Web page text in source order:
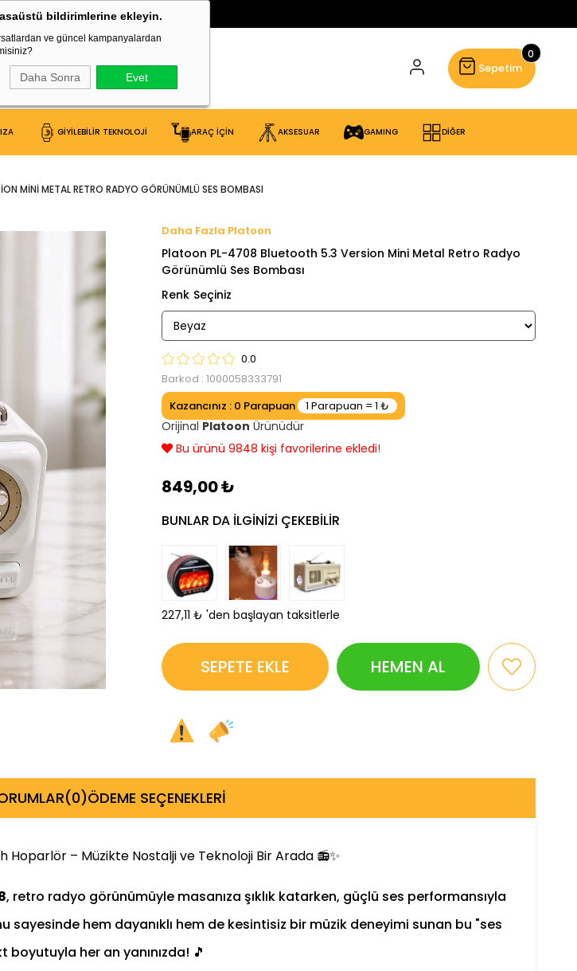
bildirimlerine ekleyin.
ve güncel kampanyalardan
Daha Sonra Evet
Çeşit Ürün Burada!
Sepetim
0
GİYİLEBİLİR TEKNOLOJİ ARAÇ İÇİN AKSESUAR GAMING DİĞER
MINI METAL RETRO RADYO GÖRÜNÜMLÜ SES BOMBASI
Platoon
Platoon PL-4708 Bluetooth 5.3 Version Mini Metal Retro Radyo
Görünümlü Ses Bombası
Renk
0.0
Barkod : 1000058333791
Kazancınız : 0
Orijinal Platoon Ürünüdür
Son 24 saatte 4217 kişi görüntüledi!
849,00 ₺
BUNLAR DA ILGINIZI ÇEKEBILIR
227,11 ₺ 'den başlayan taksitlerle
(0)ÖDEME SEÇENEKLERI
– Müzikte Nostalji ve Teknoloji Bir Arada 📻✨
, retro radyo görünümüyle masanıza şıklık katarken, güçlü ses performansıyla
sayesinde hem dayanıklı hem de kesintisiz bir müzik deneyimi sunan bu "ses
boyutuyla her an yanınızda! 🎵